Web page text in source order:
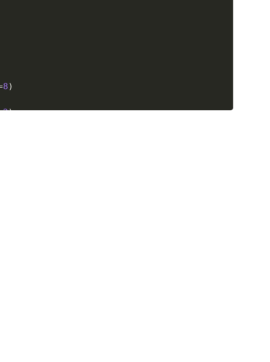
8 )
2)